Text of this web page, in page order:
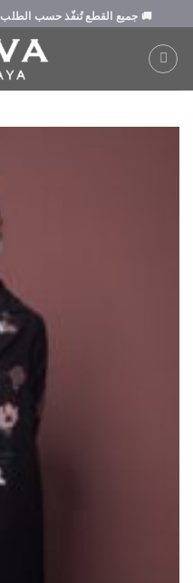
content
🚚 جميع القطع تُنفّذ حسب الطلب